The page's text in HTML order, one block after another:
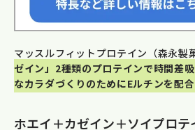
マッスルフィットプロテイン（森永製
ゼイン」2種類のプロテインで時間差
なカラダづくりのためにEルチンを配合
ホエイ＋カゼイン＋ソイプロテ